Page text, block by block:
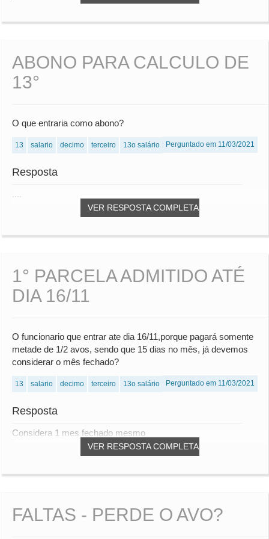
ABONO PARA CALCULO DE
13°
O que entraria como abono?
13 salario decimo terceiro 13o salário Perguntado em 11/03/2021
Resposta
VER RESPOSTA COMPLETA
....
1° PARCELA ADMITIDO ATÉ
DIA 16/11
O funcionario que entrar ate dia 16/11,porque pagará somente
metade de 1/2 avos, sendo que 15 dias no mês, já devemos
considerar o mês fechado?
13 salario decimo terceiro 13o salário Perguntado em 11/03/2021
Resposta
VER RESPOSTA COMPLETA
Considera 1 mes fechado mesmo
FALTAS - PERDE O AVO?